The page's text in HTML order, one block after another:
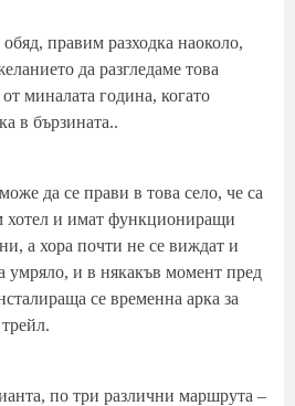
правим разходка наоколо,
да разгледаме това
миналата година, когато
в бързината..
да се прави в това село, че са
хотел и имат функциониращи
а хора почти не се виждат и
умряло, и в някакъв момент пред
се временна арка за
по три различни маршрута –